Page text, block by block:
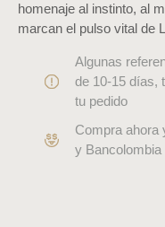
homenaje al instinto, al
marcan el pulso vital de
Algunas
de 10-15 días,
tu pedido
Compra ahora
y Bancolombia